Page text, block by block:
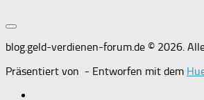
blog.geld-verdienen-forum.de © 2026.
Präsentiert von - Entworfen mit dem